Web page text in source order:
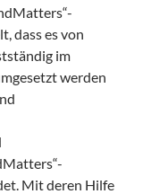
dass es von
im
werden
Mit deren Hilfe